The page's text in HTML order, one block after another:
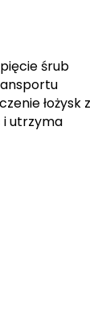
śrub
łożysk z
i utrzyma